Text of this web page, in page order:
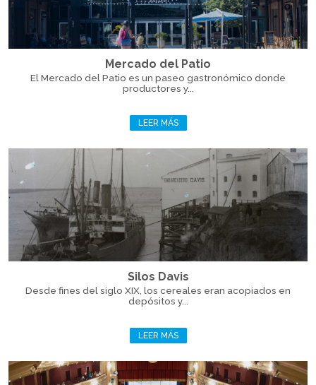
Mercado del Patio
El Mercado del Patio es un paseo gastronómico donde
productores y...
LEER MÁS
Silos Davis
Desde fines del siglo XIX, los cereales eran acopiados en
depósitos y...
LEER MÁS